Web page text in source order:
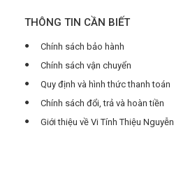
THÔNG TIN CẦN BIẾT
Chính sách bảo hành
Chính sách vận chuyển
Quy định và hình thức thanh toán
Chính sách đổi, trả và hoàn tiền
Giới thiệu về Vi Tính Thiệu Nguyễn